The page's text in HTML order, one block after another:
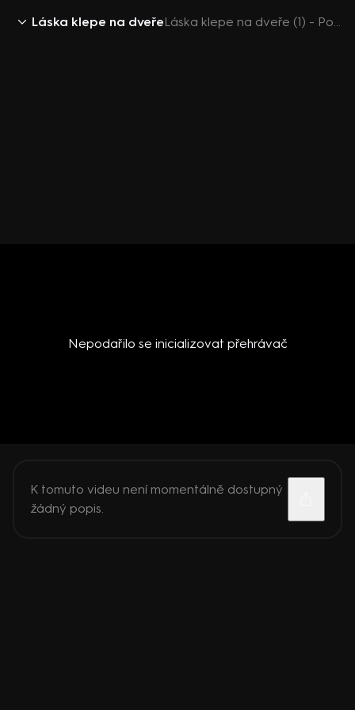
Láska klepe na dveře Láska klepe na dveře (1) - Pouta bez klíčů
Nepodařilo se inicializovat přehrávač
K tomuto videu není momentálně dostupný
žádný popis.